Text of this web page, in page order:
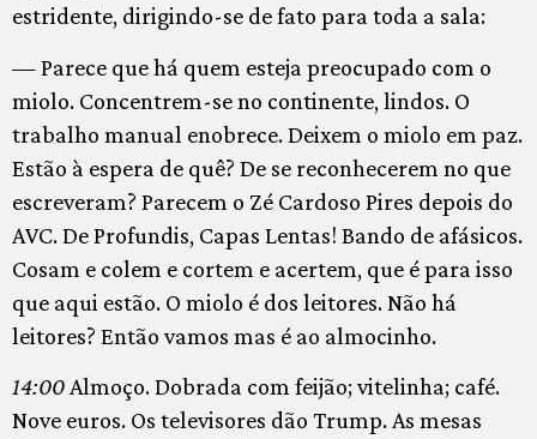
estridente, dirigindo-se de fato para toda a sala:
— Parece que há quem esteja preocupado com o
miolo. Concentrem-se no continente, lindos. O
trabalho manual enobrece. Deixem o miolo em paz.
Estão à espera de quê? De se reconhecerem no que
escreveram? Parecem o Zé Cardoso Pires depois do
AVC. De Profundis, Capas Lentas! Bando de afásicos.
Cosam e colem e cortem e acertem, que é para isso
que aqui estão. O miolo é dos leitores. Não há
leitores? Então vamos mas é ao almocinho.
14:00 Almoço. Dobrada com feijão; vitelinha; café.
Nove euros. Os televisores dão Trump. As mesas